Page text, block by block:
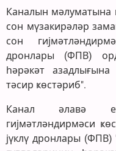
Каналын мәлуматына
сон мүзакирәләр
сон
дронлары (ФПВ)
һәрәкәт
тәсир ҝөстәриб".
Канал әлавә
гијмәтләндирмәси
јүклү дронлары